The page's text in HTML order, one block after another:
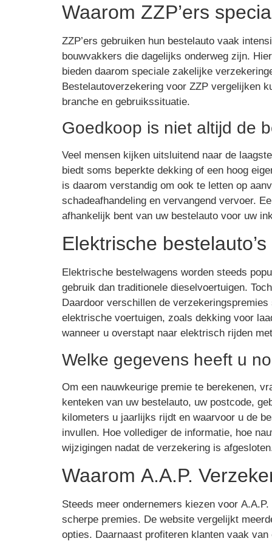
Waarom ZZP’ers
ZZP’ers gebruiken hun bestelauto vaak
bouwvakkers die dagelijks onderweg zijn.
bieden daarom speciale zakelijke
Bestelautoverzekering voor ZZP vergelijken
branche en gebruikssituatie.
Goedkoop is niet altijd de
Veel mensen kijken uitsluitend naar de
biedt soms beperkte dekking of een hoog
is daarom verstandig om ook te letten op
schadeafhandeling en vervangend vervoer.
afhankelijk bent van uw bestelauto voor uw
Elektrische
Elektrische bestelwagens worden steeds
gebruik dan traditionele dieselvoertuigen.
Daardoor verschillen de
elektrische voertuigen, zoals dekking voor
wanneer u overstapt naar elektrisch rijden
Welke gegevens heeft u
Om een nauwkeurige premie te berekenen,
kenteken van uw bestelauto, uw postcode,
kilometers u jaarlijks rijdt en waarvoor u de
invullen. Hoe vollediger de informatie, hoe
wijzigingen nadat de verzekering is
Waarom A.A.P.
Steeds meer ondernemers kiezen voor
scherpe premies. De website vergelijkt
opties. Daarnaast profiteren klanten vaak